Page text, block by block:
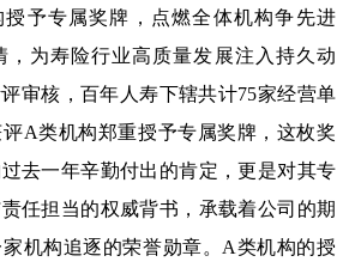
予专属奖牌，点燃全体机构争先进
，为寿险行业高质量发展注入持久动
审核，百年人寿下辖共计75家经营单
A类机构郑重授予专属奖牌，这枚奖
去一年辛勤付出的肯定，更是对其专
任担当的权威背书，承载着公司的期
机构追逐的荣誉勋章。A类机构的授